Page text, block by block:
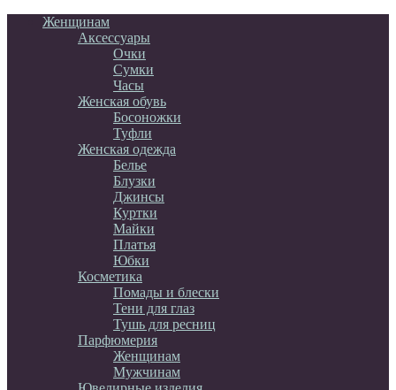
Женщинам
Аксессуары
Очки
Сумки
Часы
Женская обувь
Босоножки
Туфли
Женская одежда
Белье
Блузки
Джинсы
Куртки
Майки
Платья
Юбки
Косметика
Помады и блески
Тени для глаз
Тушь для ресниц
Парфюмерия
Женщинам
Мужчинам